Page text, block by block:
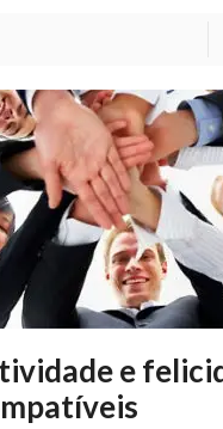
e